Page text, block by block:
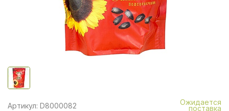
Артикул: D8000082 Ожидается
поставка